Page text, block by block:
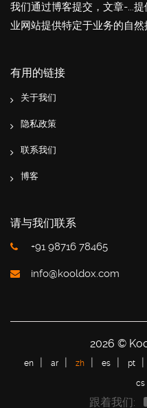
我们通过博客提交，文章-...
业网站提供特定于业务的自然
有用的链接
关于我们
隐私政策
联系我们
博客
请与我们联系
+91 98716 78465
info@kooldox.com
2026 ©
en ar zh es pt
cs
跟着我们: